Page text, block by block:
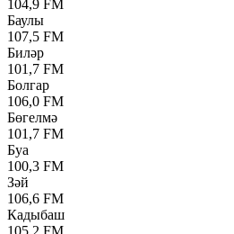
104,9 FM
Баулы
107,5 FM
Биләр
101,7 FM
Болгар
106,0 FM
Бөгелмә
101,7 FM
Буа
100,3 FM
Зәй
106,6 FM
Кадыбаш
105,2 FM